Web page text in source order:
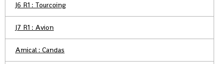
J6 R1 : Tourcoing
J7 R1 : Avion
Amical : Candas